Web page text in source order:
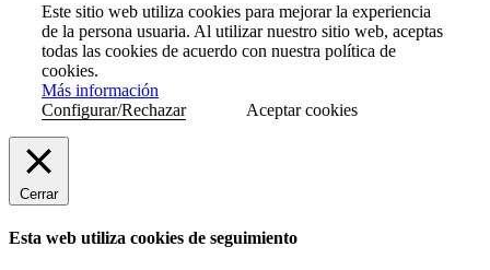
Este sitio web utiliza cookies para mejorar la experiencia
de la persona usuaria. Al utilizar nuestro sitio web, aceptas
todas las cookies de acuerdo con nuestra política de
cookies.
Más información
Configurar/Rechazar
Aceptar cookies
Cerrar
Esta web utiliza cookies de seguimiento